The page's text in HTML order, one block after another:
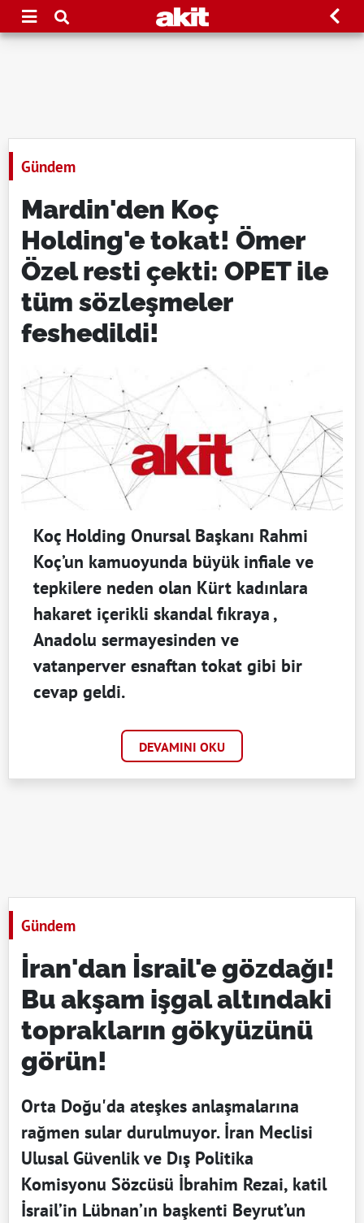
Gündem
Mardin'den Koç
Holding'e tokat! Ömer
Özel resti çekti: OPET ile
tüm sözleşmeler
feshedildi!
Koç Holding Onursal Başkanı Rahmi
Koç’un kamuoyunda büyük infiale ve
tepkilere neden olan Kürt kadınlara
hakaret içerikli skandal fıkraya ,
Anadolu sermayesinden ve
vatanperver esnaftan tokat gibi bir
cevap geldi.
DEVAMINI OKU
Gündem
İran'dan İsrail'e gözdağı!
Bu akşam işgal altındaki
toprakların gökyüzünü
görün!
Orta Doğu'da ateşkes anlaşmalarına
rağmen sular durulmuyor. İran Meclisi
Ulusal Güvenlik ve Dış Politika
Komisyonu Sözcüsü İbrahim Rezai, katil
İsrail’in Lübnan’ın başkenti Beyrut’un